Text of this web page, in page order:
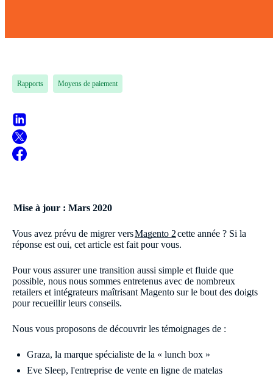
Rapports Moyens de paiement
Mise à jour : Mars 2020
Vous avez prévu de migrer versMagento 2cette année ? Si la
réponse est oui, cet article est fait pour vous.
Pour vous assurer une transition aussi simple et fluide que
possible, nous nous sommes entretenus avec de nombreux
retailers et intégrateurs maîtrisant Magento sur le bout des doigts
pour recueillir leurs conseils.
Nous vous proposons de découvrir les témoignages de :
Graza, la marque spécialiste de la « lunch box »
Eve Sleep, l'entreprise de vente en ligne de matelas